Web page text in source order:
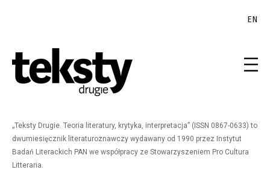
EN
„Teksty Drugie. Teoria literatury, krytyka, interpretacja” (ISSN 0867-0633) to
dwumiesięcznik literaturoznawczy wydawany od 1990 przez Instytut
Badań Literackich PAN we współpracy ze Stowarzyszeniem Pro Cultura
Litteraria.